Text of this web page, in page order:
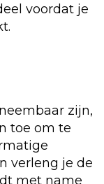
voordat je
zijn,
toe om te
verleng je de
met name